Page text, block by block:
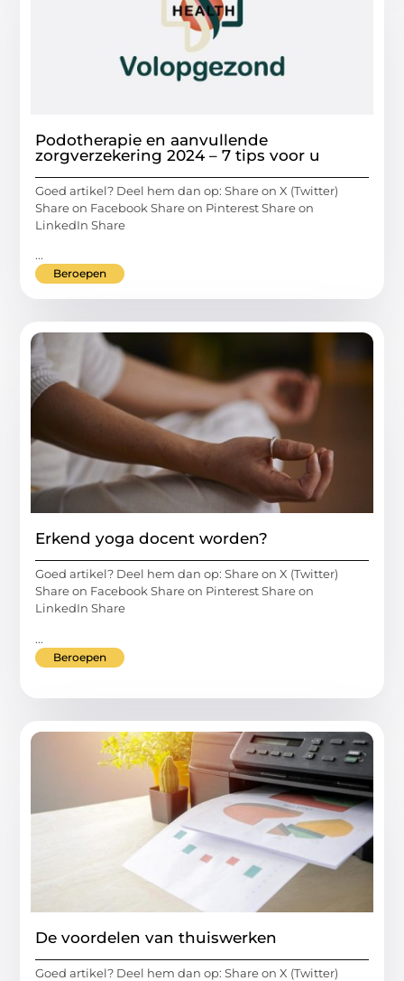
Podotherapie en aanvullende
zorgverzekering 2024 – 7 tips voor u
Goed artikel? Deel hem dan op: Share on X (Twitter)
Share on Facebook Share on Pinterest Share on
LinkedIn Share
...
Beroepen
Erkend yoga docent worden?
Goed artikel? Deel hem dan op: Share on X (Twitter)
Share on Facebook Share on Pinterest Share on
LinkedIn Share
...
Beroepen
De voordelen van thuiswerken
Goed artikel? Deel hem dan op: Share on X (Twitter)